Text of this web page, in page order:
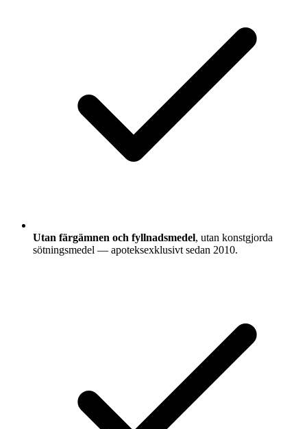
Utan färgämnen och fyllnadsmedel, utan konstgjorda
sötningsmedel — apoteksexklusivt sedan 2010.